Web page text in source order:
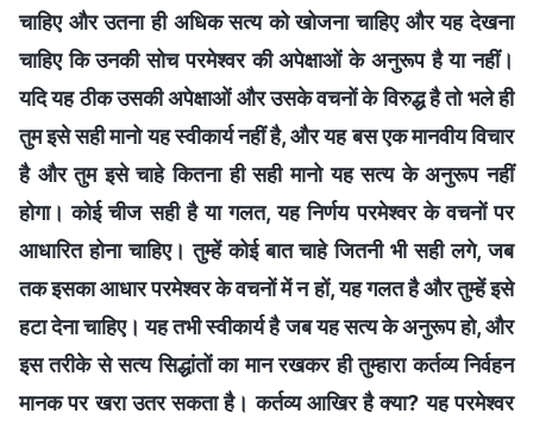
चाहिए और उतना ही अधिक सत्य को खोजना चाहिए और यह देखना
चाहिए कि उनकी सोच परमेश्वर की अपेक्षाओं के अनुरूप है या नहीं।
यदि यह ठीक उसकी अपेक्षाओं और उसके वचनों के विरुद्ध है तो भले ही
तुम इसे सही मानो यह स्वीकार्य नहीं है, और यह बस एक मानवीय विचार
है और तुम इसे चाहे कितना ही सही मानो यह सत्य के अनुरूप नहीं
होगा। कोई चीज सही है या गलत, यह निर्णय परमेश्वर के वचनों पर
आधारित होना चाहिए। तुम्हें कोई बात चाहे जितनी भी सही लगे, जब
तक इसका आधार परमेश्वर के वचनों में न हों, यह गलत है और तुम्हें इसे
हटा देना चाहिए। यह तभी स्वीकार्य है जब यह सत्य के अनुरूप हो, और
इस तरीके से सत्य सिद्धांतों का मान रखकर ही तुम्हारा कर्तव्य निर्वहन
मानक पर खरा उतर सकता है। कर्तव्य आखिर है क्या? यह परमेश्वर